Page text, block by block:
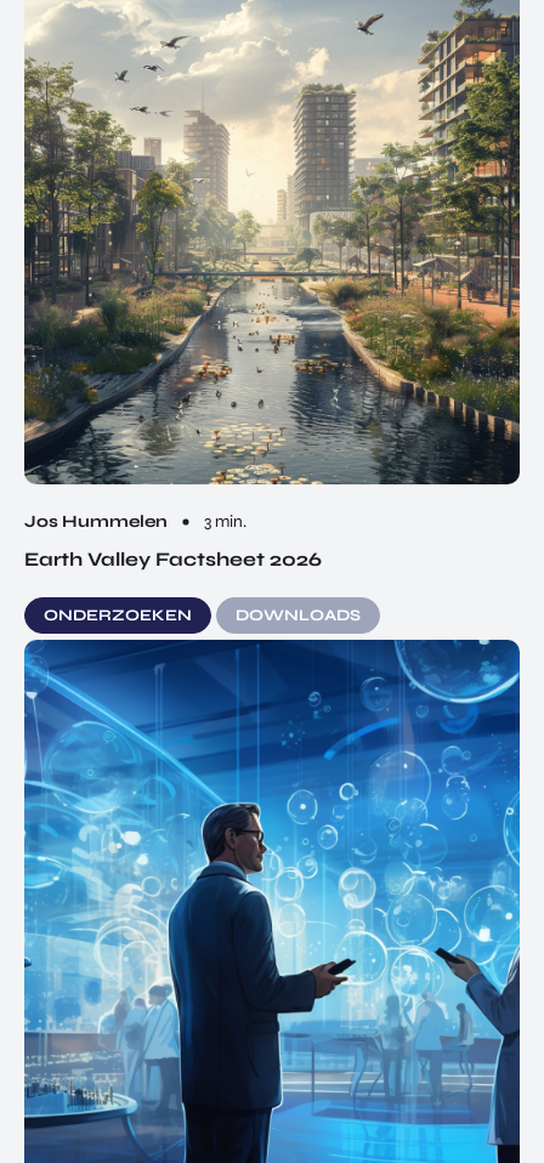
Jos Hummelen 3 min.
Earth Valley Factsheet 2026
ONDERZOEKEN DOWNLOADS